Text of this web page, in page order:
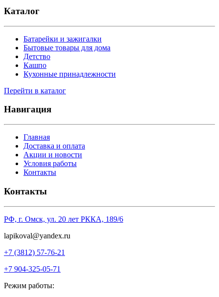
Каталог
Батарейки и зажигалки
Бытовые товары для дома
Детство
Кашпо
Кухонные принадлежности
Перейти в каталог
Навигация
Главная
Доставка и оплата
Акции и новости
Условия работы
Контакты
Контакты
РФ, г. Омск, ул. 20 лет РККА, 189/6
lapikoval@yandex.ru
+7 (3812) 57-76-21
+7 904-325-05-71
Режим работы: